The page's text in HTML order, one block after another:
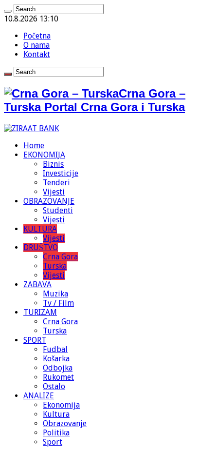
10.8.2026 13:10
Početna
O nama
Kontakt
Crna Gora –
Turska Portal Crna Gora i Turska
Home
EKONOMIJA
Biznis
Investicije
Tenderi
Vijesti
OBRAZOVANJE
Studenti
Vijesti
KULTURA
Vijesti
DRUŠTVO
Crna Gora
Turska
Vijesti
ZABAVA
Muzika
Tv / Film
TURIZAM
Crna Gora
Turska
SPORT
Fudbal
Košarka
Odbojka
Rukomet
Ostalo
ANALIZE
Ekonomija
Kultura
Obrazovanje
Politika
Sport